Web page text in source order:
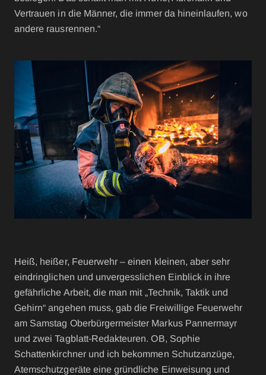
Vertrauen in die Männer, die immer da hineinlaufen, wo
andere rausrennen.“
Heiß, heißer, Feuerwehr – einen kleinen, aber sehr
eindringlichen und unvergesslichen Einblick in ihre
gefährliche Arbeit, die man mit „Technik, Taktik und
Gehirn“ angehen muss, gab die Freiwillige Feuerwehr
am Samstag Oberbürgermeister Markus Pannermayr
und zwei Tagblatt-Redakteuren. OB, Sophie
Schattenkirchner und ich bekommen Schutzanzüge,
Atemschutzgeräte eine gründliche Einweisung und